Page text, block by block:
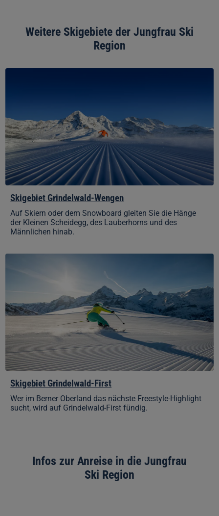
Weitere Skigebiete der Jungfrau Ski
Region
Skigebiet
Skigebiet Grindelwald-Wengen
Auf Skiern oder dem Snowboard gleiten Sie die Hänge
der Kleinen Scheidegg, des Lauberhorns und des
Männlichen hinab.
Skigebiet
Skigebiet Grindelwald-First
Wer im Berner Oberland das nächste Freestyle-Highlight
sucht, wird auf Grindelwald-First fündig.
Infos zur Anreise in die Jungfrau
Ski Region